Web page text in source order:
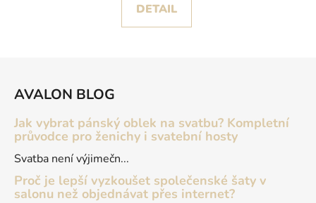
DETAIL
AVALON BLOG
Jak vybrat pánský oblek na svatbu? Kompletní
průvodce pro ženichy i svatební hosty
Svatba není výjimečn...
Proč je lepší vyzkoušet společenské šaty v
salonu než objednávat přes internet?